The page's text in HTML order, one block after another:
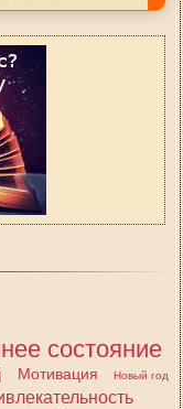
состояние
Мотивация Новый год